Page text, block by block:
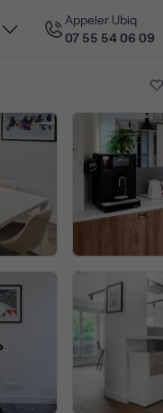
Appeler Ubiq
07 55 54 06 09